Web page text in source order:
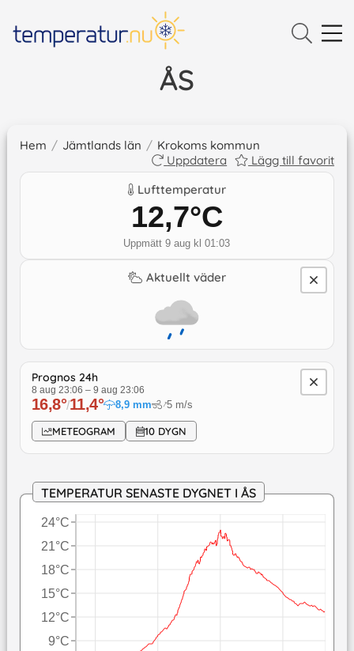
ÅS
Hem / Jämtlands län / Krokoms kommun
Uppdatera
Lägg till favorit
Lufttemperatur
12,7°C
Uppmätt 9 aug kl 01:03
Aktuellt väder
Prognos 24h
8 aug 23:06 – 9 aug 23:06
16,8°/11,4° 8,9 mm ↓5 m/s
METEOGRAM 10 DYGN
TEMPERATUR SENASTE DYGNET I ÅS
9°C
12°C
15°C
18°C
21°C
24°C